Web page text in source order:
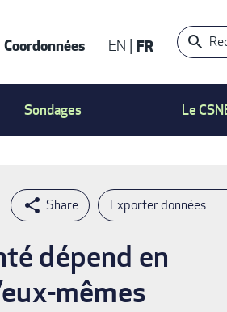
Coordonnées EN FR
Sondages Le
Exporter données
dépend en
mêmes